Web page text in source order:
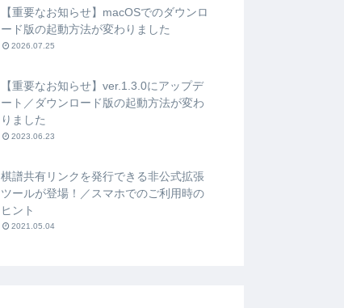
【重要なお知らせ】macOSでのダウンロ
ード版の起動方法が変わりました
2026.07.25
【重要なお知らせ】ver.1.3.0にアップデ
ート／ダウンロード版の起動方法が変わ
りました
2023.06.23
棋譜共有リンクを発行できる非公式拡張
ツールが登場！／スマホでのご利用時の
ヒント
2021.05.04